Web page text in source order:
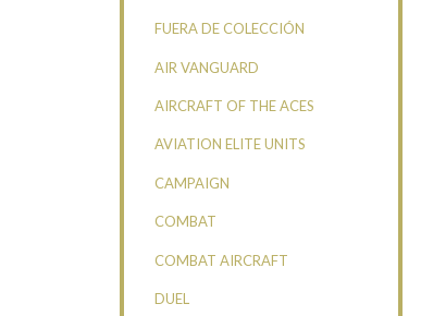
FUERA DE COLECCIÓN
AIR VANGUARD
AIRCRAFT OF THE ACES
AVIATION ELITE UNITS
CAMPAIGN
COMBAT
COMBAT AIRCRAFT
DUEL